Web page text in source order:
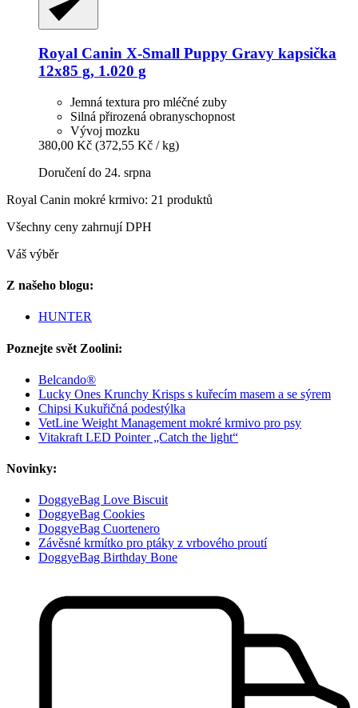
Royal Canin X-​Small Puppy Gravy kapsička
12x85 g, 1.020 g
Jemná textura pro mléčné zuby
Silná přirozená obranyschopnost
Vývoj mozku
380,00 Kč (372,55 Kč / kg)
Doručení do 24. srpna
Royal Canin mokré krmivo: 21 produktů
Všechny ceny zahrnují DPH
Váš výběr
Z našeho blogu:
HUNTER
Poznejte svět Zoolini:
Belcando®
Lucky Ones Krunchy Krisps s kuřecím masem a se sýrem
Chipsi Kukuřičná podestýlka
VetLine Weight Management mokré krmivo pro psy
Vitakraft LED Pointer „Catch the light“
Novinky:
DoggyeBag Love Biscuit
DoggyeBag Cookies
DoggyeBag Cuortenero
Závěsné krmítko pro ptáky z vrbového proutí
DoggyeBag Birthday Bone